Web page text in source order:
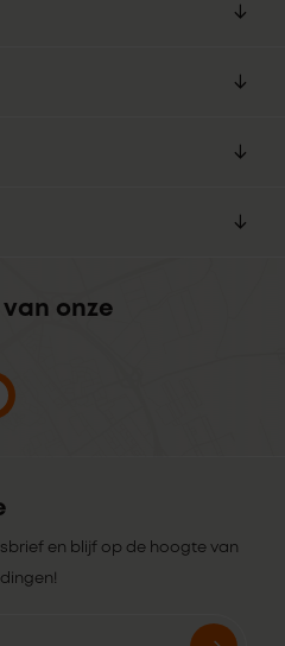
van onze
en blijf op de hoogte van